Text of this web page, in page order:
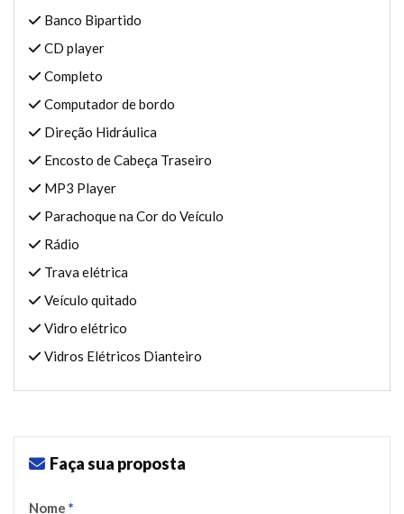
Banco Bipartido
CD player
Completo
Computador de bordo
Direção Hidráulica
Encosto de Cabeça Traseiro
MP3 Player
Parachoque na Cor do Veículo
Rádio
Trava elétrica
Veículo quitado
Vidro elétrico
Vidros Elétricos Dianteiro
Faça sua proposta
Nome *